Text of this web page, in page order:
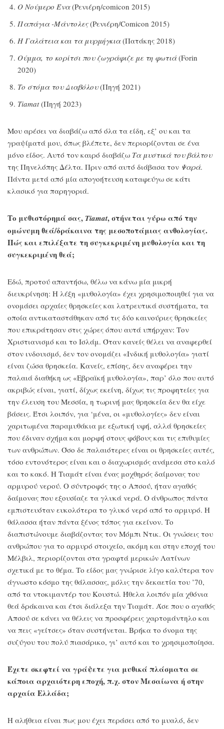
Ο Νούμερο Ένα(Ρενιέρη/comicon 2015)
Παπάγια -Μάντολες(Ρενιέρη/Comicon 2015)
Η Γαλάτεια και τα μυρμήγκια(Πατάκης 2018)
Ούμμα, το κορίτσι που ζωγράφιζε με τη φωτιά(Forin
2020)
Το στόμα του Διαβόλου(Πηγή 2021)
Tiamat(Πηγή 2023)
Μου αρέσει να διαβάζω από όλα τα είδη, εξ’ ου και τα
γραψίματά μου, όπως βλέπετε, δεν περιορίζονται σε ένα
μόνο είδος. Αυτό τον καιρό διαβάζω Τα μυστικά του βάλτου
της Πηνελόπης Δέλτα. Πριν από αυτό διάβασα τον Ψαρά.
Πάντα μετά από μία απογοήτευση καταφεύγω σε κάτι
κλασικό για παρηγοριά.
Το μυθιστόρημά σας, Tiamat, στήνεται γύρω από την
ομώνυμη θεά/δράκαινα της μεσοποτάμιας ανθολογίας.
Πώς και επιλέξατε τη συγκεκριμένη μυθολογία και τη
συγκεκριμένη θεά;
Εδώ, προτού απαντήσω, θέλω να κάνω μία μικρή
διευκρίνηση: Η λέξη «μυθολογία» έχει χρησιμοποιηθεί για να
ονομάσει αρχαίες θρησκείες και λατρευτικά συστήματα, τα
οποία αντικαταστάθηκαν από τις δύο καινούριες θρησκείες
που επικράτησαν στις χώρες όπου αυτά υπήρχαν: Τον
Χριστιανισμό και το Ισλάμ. Όταν κανείς θέλει να αναφερθεί
στον ινδουισμό, δεν τον ονομάζει «Ινδική μυθολογία» γιατί
είναι ζώσα θρησκεία. Κανείς, επίσης, δεν αναφέρει την
παλαιά διαθήκη ως «Εβραϊκή μυθολογία», παρ’ όλο που αυτό
ακριβώς είναι, γιατί, δίχως εκείνη, δίχως τις προφητείες για
την έλευση του Μεσσία, η τωρινή μας θρησκεία δεν θα είχε
βάσεις. Έτσι λοιπόν, για ‘μένα, οι «μυθολογίες» δεν είναι
χαριτωμένα παραμυθάκια με εξωτική υφή, αλλά θρησκείες
που έδιναν σχήμα και μορφή στους φόβους και τις επιθυμίες
των ανθρώπων. Όσο δε παλαιότερες είναι οι θρησκείες αυτές,
τόσο εντονότερος είναι και ο διαχωρισμός ανάμεσα στο καλό
και το κακό. Η Τιαμάτ είναι ένας μοχθηρός δαίμονας του
αρμυρού νερού. Ο σύντροφός της ο Απσού, ήταν αγαθός
δαίμονας που εξουσίαζε τα γλυκά νερά. Ο άνθρωπος πάντα
εμπιστευόταν ευκολότερα το γλυκό νερό από το αρμυρό. Η
θάλασσα ήταν πάντα ξένος τόπος για εκείνον. Το
διαπιστώνουμε διαβάζοντας τον Μόμπι Ντικ. Οι γνώσεις του
ανθρώπου για το αρμυρό στοιχείο, ακόμη και στην εποχή του
Μέλβιλ, περιορίζονται στα γραφτά μερικών Λατίνων
σχετικά με το θέμα. Το είδος μας γνώρισε λίγο καλύτερα τον
άγνωστο κόσμο της θάλασσας, μόλις την δεκαετία του ’70,
από τα ντοκιμαντέρ του Κουστώ. Ήθελα λοιπόν μία χθόνια
θεά δράκαινα και έτσι διάλεξα την Τιαμάτ. Άσε που ο αγαθός
Απσού σε κάνει να θέλεις να προσφέρεις χαρτομάντηλο και
να πεις «γείτσες» όταν συστήνεται. Βρήκα το όνομα της
συζύγου του πολύ πιασάρικο, γι’ αυτό και το χρησιμοποίησα.
Έχετε σκεφτεί να γράψετε για μυθικά πλάσματα σε
κάποια αρχαιότερη εποχή, π.χ. στον Μεσαίωνα ή στην
αρχαία Ελλάδα;
Η αλήθεια είναι πως μου έχει περάσει από το μυαλό, δεν